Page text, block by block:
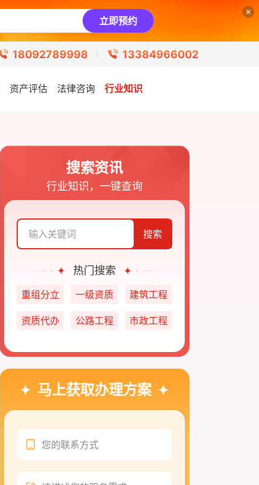
立即预约
18092789998 13384966002
资产评估 法律咨询 行业知识
搜索资讯
行业知识，一键查询
搜索
热门搜索
重组分立 一级资质 建筑工程
资质代办 公路工程 市政工程
马上获取办理方案